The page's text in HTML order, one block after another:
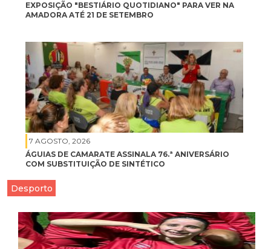
EXPOSIÇÃO "BESTIÁRIO QUOTIDIANO" PARA VER NA
AMADORA ATÉ 21 DE SETEMBRO
7 AGOSTO, 2026
ÁGUIAS DE CAMARATE ASSINALA 76.ª ANIVERSÁRIO
COM SUBSTITUIÇÃO DE SINTÉTICO
Desporto